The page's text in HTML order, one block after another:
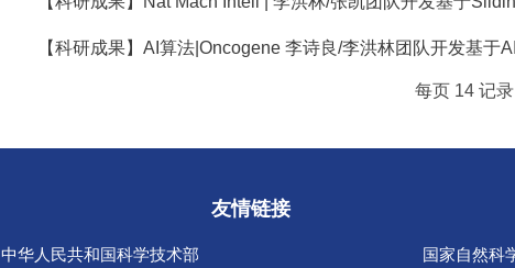
【科研成果】AI算法|Oncogene 李诗良/李洪林团队开发基于
每页 14 记录
友情链接
中华人民共和国科学技术部
国家自然科